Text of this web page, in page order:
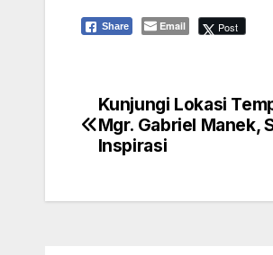
Share Email Post
Navigasi
pos
Kunjungi Lokasi
Mgr. Gabriel Manek,
Inspirasi